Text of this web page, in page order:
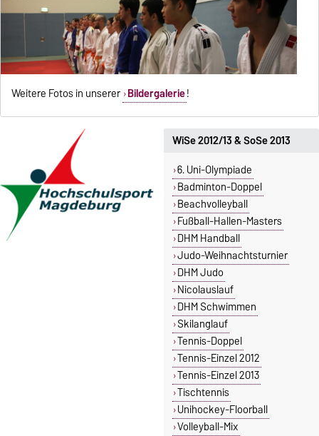
Weitere Fotos in unserer Bildergalerie!
WiSe 2012/13 & SoSe 2013
6. Uni-Olympiade
Badminton-Doppel
Beachvolleyball
Fußball-Hallen-Masters
DHM Handball
Judo-Weihnachtsturnier
DHM Judo
Nicolauslauf
DHM Schwimmen
Skilanglauf
Tennis-Doppel
Tennis-Einzel 2012
Tennis-Einzel 2013
Tischtennis
Unihockey-Floorball
Volleyball-Mix